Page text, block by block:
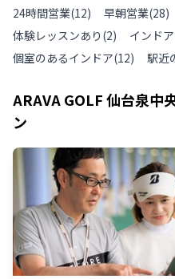
24時間営業(12) 早朝営業(28)
体験レッスンあり (2) インド
個室のあるインドア(12) 駅近
ARAVA GOLF 仙台泉中
ン